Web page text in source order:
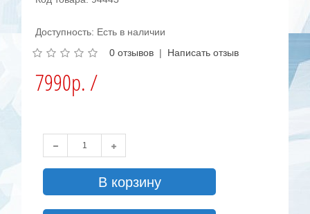
Доступность: Есть в наличии
0 отзывов | Написать отзыв
7990р. /
В корзину